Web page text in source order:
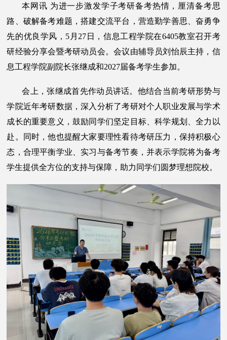
本网讯 为进一步激发学子考研备考热情，厘清备考思
路、破解备考难题，搭建交流平台，营造勤学善思、奋勇争
先的优良学风，5月27日，信息工程学院在6405教室召开考
研经验分享会暨考研动员会。会议由辅导员刘怡辰主持，信
息工程学院副院长张继成和2027届备考学生参加。
会上，张继成首先作动员讲话。他结合当前考研形势与
学院近年考研数据，深入分析了考研对个人职业发展与学术
成长的重要意义，鼓励同学们坚定目标、科学规划、全力以
赴。同时，他也提醒大家要理性看待考研压力，保持积极心
态，合理平衡学业、实习与备考节奏，并表示学院将为备考
学生提供全方位的支持与保障，助力同学们圆梦理想院校。